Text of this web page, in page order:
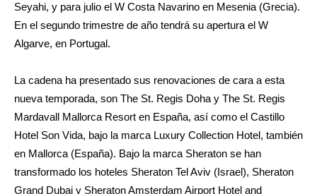
Seyahi, y para julio el W Costa Navarino en Mesenia (Grecia).
En el segundo trimestre de año tendrá su apertura el W
Algarve, en Portugal.
La cadena ha presentado sus renovaciones de cara a esta
nueva temporada, son The St. Regis Doha y The St. Regis
Mardavall Mallorca Resort en España, así como el Castillo
Hotel Son Vida, bajo la marca Luxury Collection Hotel, también
en Mallorca (España). Bajo la marca Sheraton se han
transformado los hoteles Sheraton Tel Aviv (Israel), Sheraton
Grand Dubai y Sheraton Amsterdam Airport Hotel and